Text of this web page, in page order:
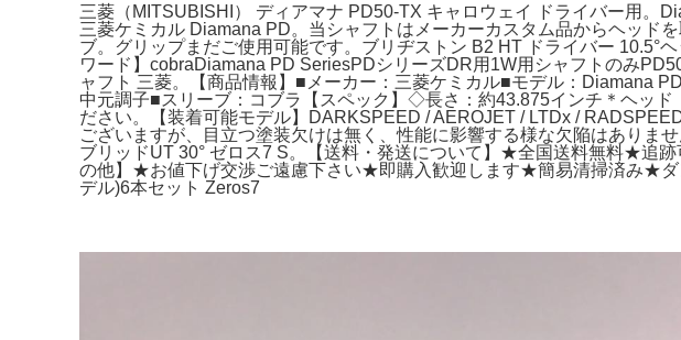
三菱（MITSUBISHI） ディアマナ PD50-TX キャロウェイ ドライバー用。
三菱ケミカル Diamana PD。当シャフトはメーカーカスタム品からヘッド
ブ。グリップまだご使用可能です。ブリヂストン B2 HT ドライバー
ワード】cobraDiamana PD SeriesPDシリーズDR用1W用シャフトのみ
ャフト 三菱。【商品情報】■メーカー：三菱ケミカル■モデル：Diamana
中元調子■スリーブ：コブラ【スペック】◇長さ：約43.875インチ＊ヘッ
ださい。【装着可能モデル】DARKSPEED / AEROJET / LTDx /
ございますが、目立つ塗装欠けは無く、性能に影響する様な欠陥はありま
ブリッドUT 30° ゼロス7 S。【送料・発送について】★全国送料無料★追
の他】★お値下げ交渉ご遠慮下さい★即購入歓迎します★簡易清掃済み★ダ
デル)6本セット Zeros7